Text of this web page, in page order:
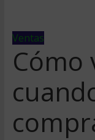
Ventas
Cómo